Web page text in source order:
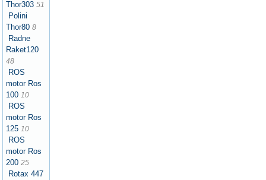
Thor303 51
Polini
Thor80 8
Radne
Raket120
48
ROS
motor Ros
100 10
ROS
motor Ros
125 10
ROS
motor Ros
200 25
Rotax 447